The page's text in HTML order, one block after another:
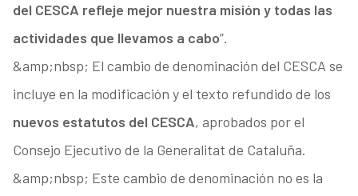
del CESCA refleje mejor nuestra misión y todas las
actividades que llevamos a cabo”.
&amp;nbsp; El cambio de denominación del CESCA se
incluye en la modificación y el texto refundido de los
nuevos estatutos del CESCA, aprobados por el
Consejo Ejecutivo de la Generalitat de Cataluña.
&amp;nbsp; Este cambio de denominación no es la